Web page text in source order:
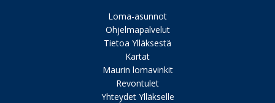
Loma-asunnot
Ohjelmapalvelut
Tietoa Ylläksestä
Kartat
Maurin lomavinkit
Revontulet
Yhteydet Ylläkselle